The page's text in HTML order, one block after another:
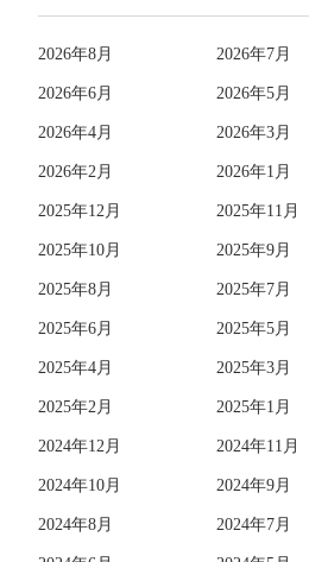
2026年8月 2026年7月
2026年6月 2026年5月
2026年4月 2026年3月
2026年2月 2026年1月
2025年12月 2025年11月
2025年10月 2025年9月
2025年8月 2025年7月
2025年6月 2025年5月
2025年4月 2025年3月
2025年2月 2025年1月
2024年12月 2024年11月
2024年10月 2024年9月
2024年8月 2024年7月